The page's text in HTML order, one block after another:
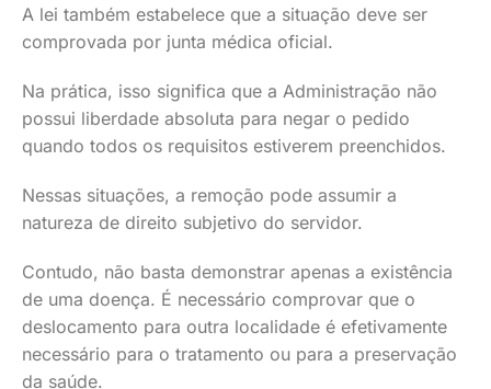
A lei também estabelece que a situação deve ser
comprovada por junta médica oficial.
Na prática, isso significa que a Administração não
possui liberdade absoluta para negar o pedido
quando todos os requisitos estiverem preenchidos.
Nessas situações, a remoção pode assumir a
natureza de direito subjetivo do servidor.
Contudo, não basta demonstrar apenas a existência
de uma doença. É necessário comprovar que o
deslocamento para outra localidade é efetivamente
necessário para o tratamento ou para a preservação
da saúde.